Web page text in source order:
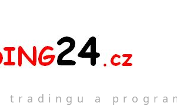
tradingu a